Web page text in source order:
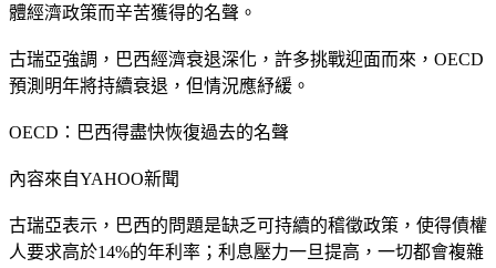
體經濟政策而辛苦獲得的名聲。
古瑞亞強調，巴西經濟衰退深化，許多挑戰迎面而來，OECD
預測明年將持續衰退，但情況應紓緩。
OECD：巴西得盡快恢復過去的名聲
內容來自YAHOO新聞
古瑞亞表示，巴西的問題是缺乏可持續的稽徵政策，使得債權
人要求高於14%的年利率；利息壓力一旦提高，一切都會複雜